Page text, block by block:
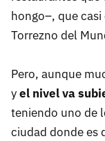
hongo–, que
Torrezno del
Pero, aunque
yel nivel va
teniendo uno de
ciudad donde es